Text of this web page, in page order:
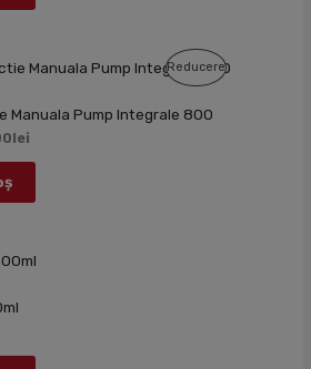
ReducereProdus
Manuala Pump Integrale 800
lei